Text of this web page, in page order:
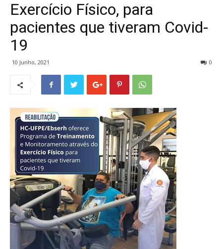
Exercício Físico, para
pacientes que tiveram Covid-
19
10 Junho, 2021 0